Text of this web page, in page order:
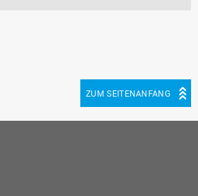
ZUM SEITENANFANG